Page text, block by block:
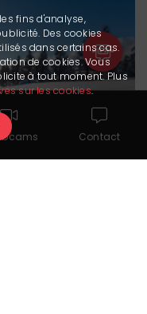
Contact
fins d'analyse,
Des cookies
dans certains cas.
de cookies. Vous
à tout moment. Plus
sur les cookies.